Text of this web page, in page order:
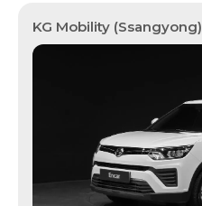
KG Mobility (Ssangyong)